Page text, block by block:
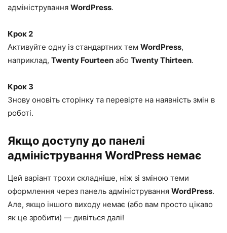
адміністрування WordPress.
Крок 2
Активуйте одну із стандартних тем WordPress,
наприклад, Twenty Fourteen або Twenty Thirteen.
Крок 3
Знову оновіть сторінку та перевірте на наявність змін в
роботі.
Якщо доступу до панелі
адміністрування WordPress немає
Цей варіант трохи складніше, ніж зі зміною теми
оформлення через панель адміністрування WordPress.
Але, якщо іншого виходу немає (або вам просто цікаво
як це зробити) — дивіться далі!